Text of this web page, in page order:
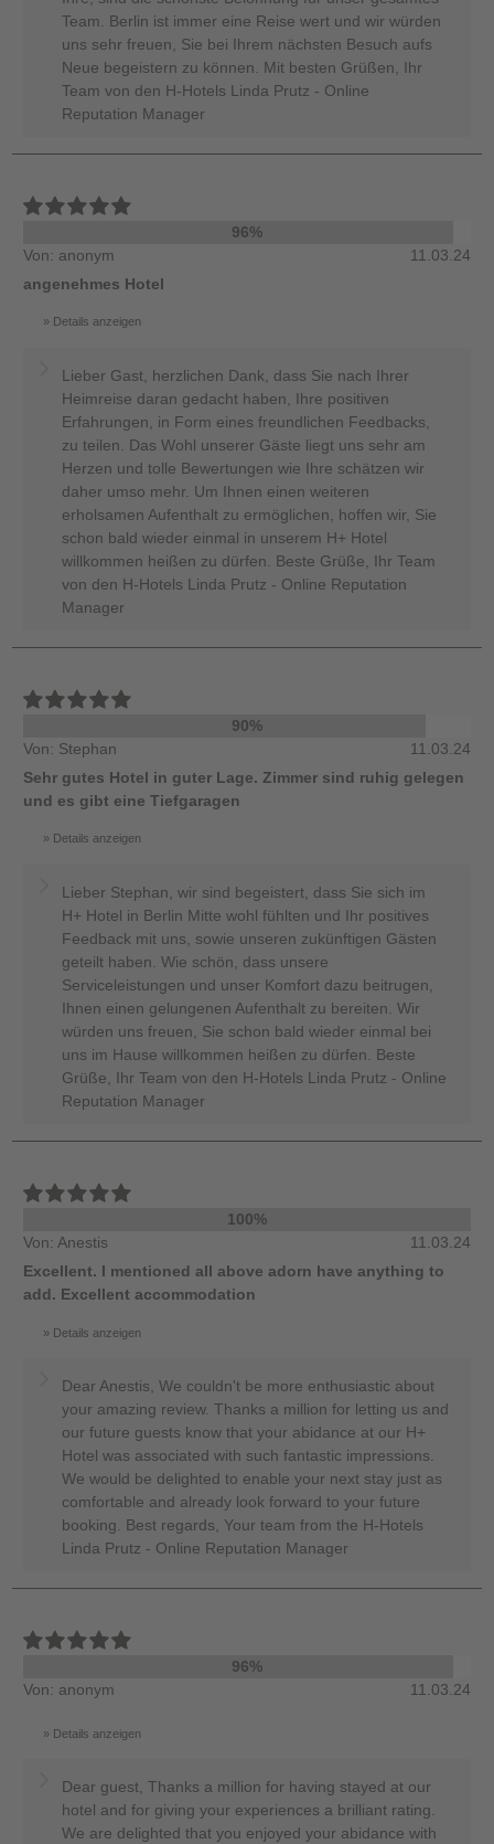
Team. Berlin ist immer eine Reise wert und wir würden
uns sehr freuen, Sie bei Ihrem nächsten Besuch aufs
Neue begeistern zu können. Mit besten Grüßen, Ihr
Team von den H-Hotels Linda Prutz - Online
Reputation Manager
96%
Von: anonym
11.03.24
angenehmes Hotel
Details anzeigen
Lieber Gast, herzlichen Dank, dass Sie nach Ihrer
Heimreise daran gedacht haben, Ihre positiven
Erfahrungen, in Form eines freundlichen Feedbacks,
zu teilen. Das Wohl unserer Gäste liegt uns sehr am
Herzen und tolle Bewertungen wie Ihre schätzen wir
daher umso mehr. Um Ihnen einen weiteren
erholsamen Aufenthalt zu ermöglichen, hoffen wir, Sie
schon bald wieder einmal in unserem H+ Hotel
willkommen heißen zu dürfen. Beste Grüße, Ihr Team
von den H-Hotels Linda Prutz - Online Reputation
Manager
90%
Von: Stephan
11.03.24
Sehr gutes Hotel in guter Lage. Zimmer sind ruhig gelegen
und es gibt eine Tiefgaragen
Details anzeigen
Lieber Stephan, wir sind begeistert, dass Sie sich im
H+ Hotel in Berlin Mitte wohl fühlten und Ihr positives
Feedback mit uns, sowie unseren zukünftigen Gästen
geteilt haben. Wie schön, dass unsere
Serviceleistungen und unser Komfort dazu beitrugen,
Ihnen einen gelungenen Aufenthalt zu bereiten. Wir
würden uns freuen, Sie schon bald wieder einmal bei
uns im Hause willkommen heißen zu dürfen. Beste
Grüße, Ihr Team von den H-Hotels Linda Prutz - Online
Reputation Manager
100%
Von: Anestis
11.03.24
Excellent. I mentioned all above adorn have anything to
add. Excellent accommodation
Details anzeigen
Dear Anestis, We couldn't be more enthusiastic about
your amazing review. Thanks a million for letting us and
our future guests know that your abidance at our H+
Hotel was associated with such fantastic impressions.
We would be delighted to enable your next stay just as
comfortable and already look forward to your future
booking. Best regards, Your team from the H-Hotels
Linda Prutz - Online Reputation Manager
96%
Von: anonym
11.03.24
Details anzeigen
Dear guest, Thanks a million for having stayed at our
hotel and for giving your experiences a brilliant rating.
We are delighted that you enjoyed your abidance with